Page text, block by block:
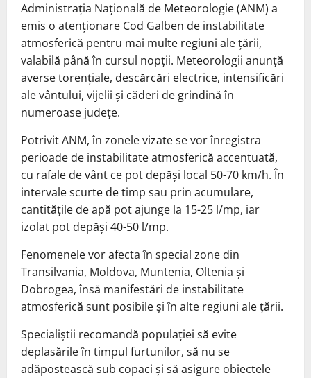
Administrația Națională de Meteorologie (ANM) a
emis o atenționare Cod Galben de instabilitate
atmosferică pentru mai multe regiuni ale țării,
valabilă până în cursul nopții. Meteorologii anunță
averse torențiale, descărcări electrice, intensificări
ale vântului, vijelii și căderi de grindină în
numeroase județe.
Potrivit ANM, în zonele vizate se vor înregistra
perioade de instabilitate atmosferică accentuată,
cu rafale de vânt ce pot depăși local 50-70 km/h. În
intervale scurte de timp sau prin acumulare,
cantitățile de apă pot ajunge la 15-25 l/mp, iar
izolat pot depăși 40-50 l/mp.
Fenomenele vor afecta în special zone din
Transilvania, Moldova, Muntenia, Oltenia și
Dobrogea, însă manifestări de instabilitate
atmosferică sunt posibile și în alte regiuni ale țării.
Specialiștii recomandă populației să evite
deplasările în timpul furtunilor, să nu se
adăpostească sub copaci și să asigure obiectele